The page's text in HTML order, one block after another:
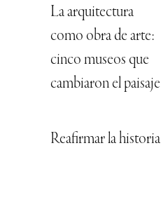
La arquitectura
como obra de arte:
cinco museos que
cambiaron el paisaje
Reafirmar la historia